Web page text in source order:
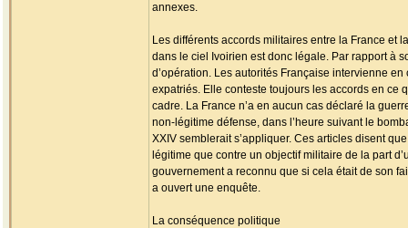
annexes.
Les différents accords militaires entre la France et
dans le ciel Ivoirien est donc légale. Par rapport à
d’opération. Les autorités Française intervienne
expatriés. Elle conteste toujours les accords en ce
cadre. La France n’a en aucun cas déclaré la
non-légitime défense, dans l’heure suivant le
XXIV semblerait s’appliquer. Ces articles disent
légitime que contre un objectif militaire de la part
gouvernement a reconnu que si cela était de son
a ouvert une enquête.
La conséquence politique